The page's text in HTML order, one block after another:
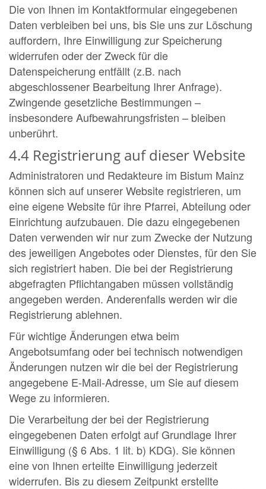
Die von Ihnen im Kontaktformular eingegebenen
Daten verbleiben bei uns, bis Sie uns zur Löschung
auffordern, Ihre Einwilligung zur Speicherung
widerrufen oder der Zweck für die
Datenspeicherung entfällt (z.B. nach
abgeschlossener Bearbeitung Ihrer Anfrage).
Zwingende gesetzliche Bestimmungen –
insbesondere Aufbewahrungsfristen – bleiben
unberührt.
4.4 Registrierung auf dieser Website
Administratoren und Redakteure im Bistum Mainz
können sich auf unserer Website registrieren, um
eine eigene Website für ihre Pfarrei, Abteilung oder
Einrichtung aufzubauen. Die dazu eingegebenen
Daten verwenden wir nur zum Zwecke der Nutzung
des jeweiligen Angebotes oder Dienstes, für den Sie
sich registriert haben. Die bei der Registrierung
abgefragten Pflichtangaben müssen vollständig
angegeben werden. Anderenfalls werden wir die
Registrierung ablehnen.
Für wichtige Änderungen etwa beim
Angebotsumfang oder bei technisch notwendigen
Änderungen nutzen wir die bei der Registrierung
angegebene E-Mail-Adresse, um Sie auf diesem
Wege zu informieren.
Die Verarbeitung der bei der Registrierung
eingegebenen Daten erfolgt auf Grundlage Ihrer
Einwilligung (§ 6 Abs. 1 lit. b) KDG). Sie können
eine von Ihnen erteilte Einwilligung jederzeit
widerrufen. Bis zu diesem Zeitpunkt erstellte